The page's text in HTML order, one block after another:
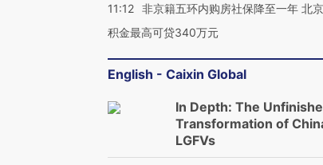
11:12 非京籍五环内购房社保降至一年 北
积金最高可贷340万元
English - Caixin Global
In Depth: The
Transformation of
LGFVs